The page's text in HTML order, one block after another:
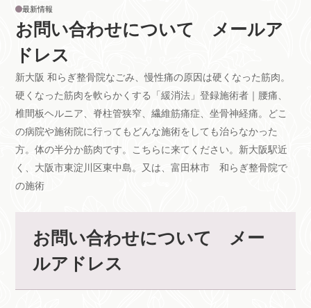
お問い合わせについて メールア
ドレス
新大阪 和らぎ整骨院なごみ、慢性痛の原因は硬くなった筋肉。
硬くなった筋肉を軟らかくする「緩消法」登録施術者｜腰痛、
椎間板ヘルニア、脊柱管狭窄、繊維筋痛症、坐骨神経痛。どこ
の病院や施術院に行ってもどんな施術をしても治らなかった
方。体の半分か筋肉です。こちらに来てください。新大阪駅近
く、大阪市東淀川区東中島。又は、富田林市 和らぎ整骨院で
の施術
最新情報
お問い合わせについて メー
ルアドレス